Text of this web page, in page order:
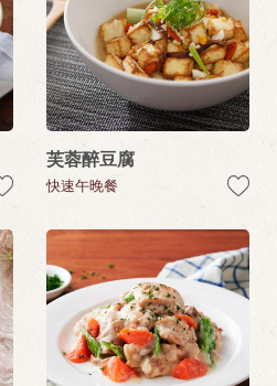
芙蓉醉豆腐
快速午晚餐